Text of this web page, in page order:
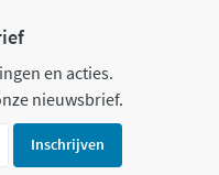
en acties.
nieuwsbrief.
Inschrijven